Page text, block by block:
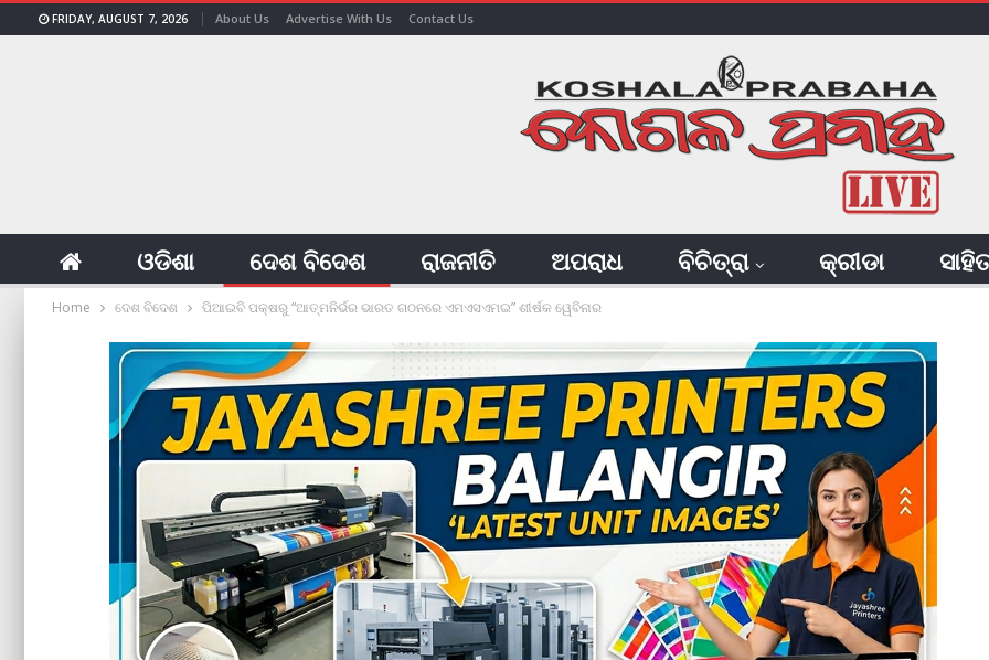
FRIDAY, AUGUST 7, 2026 About Us Advertise With Us Contact Us
ଓଡିଶା ଦେଶ ବିଦେଶ ରାଜନୀତି ଅପରାଧ ବିଚିତ୍ରା କ୍ରୀଡା
Home ଦେଶ ବିଦେଶ ପିଆଇବି ପକ୍ଷରୁ “ଆତ୍ମନିର୍ଭର ଭାରତ ଗଠନରେ ଏମଏସଏମଇ” ଶୀର୍ଷକ ୱେବିନାର